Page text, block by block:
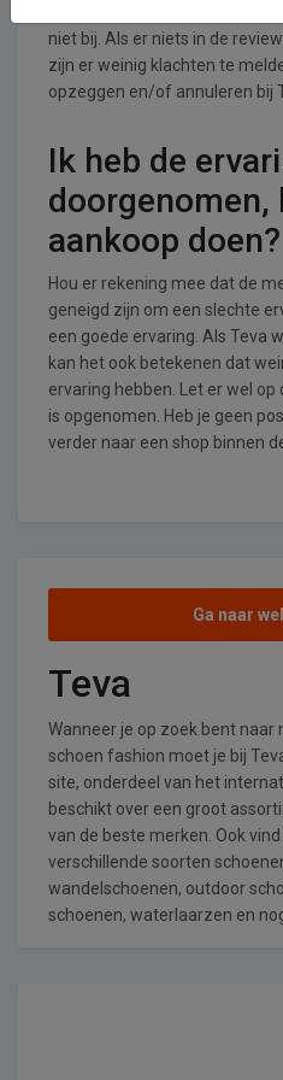
niet bij. Als er niets in de
zijn er weinig klachten te
opzeggen en/of annuleren bij
Ik heb de
doorgenomen,
aankoop doen?
Hou er rekening mee dat de
geneigd zijn om een slechte
een goede ervaring. Als Teva
kan het ook betekenen dat
ervaring hebben. Let er wel
is opgenomen. Heb je geen
verder naar een shop binnen
Ga naar
Teva
Wanneer je op zoek bent naar
schoen fashion moet je bij
site, onderdeel van het
beschikt over een groot
van de beste merken. Ook
verschillende soorten
wandelschoenen, outdoor
schoenen, waterlaarzen en